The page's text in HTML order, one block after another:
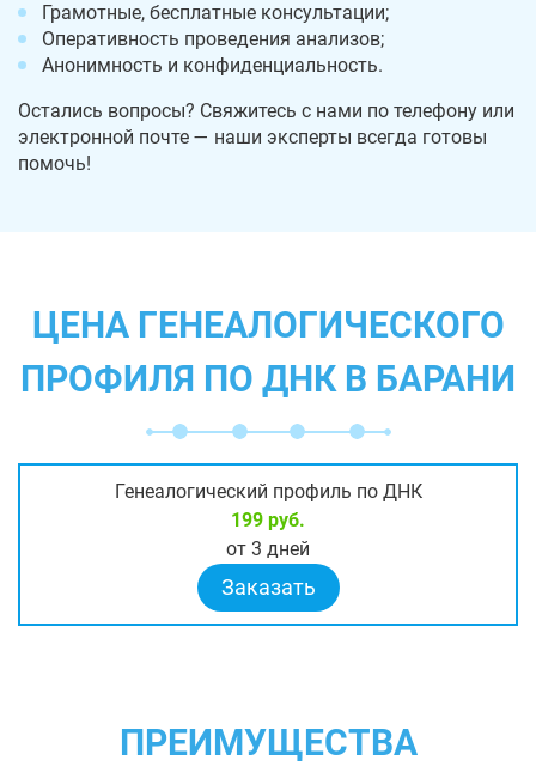
Грамотные, бесплатные консультации;
Оперативность проведения анализов;
Анонимность и конфиденциальность.
Остались вопросы? Свяжитесь с нами по телефону или
электронной почте — наши эксперты всегда готовы
помочь!
ЦЕНА ГЕНЕАЛОГИЧЕСКОГО
ПРОФИЛЯ ПО ДНК В БАРАНИ
Генеалогический профиль по ДНК
199 руб.
от 3 дней
Заказать
ПРЕИМУЩЕСТВА